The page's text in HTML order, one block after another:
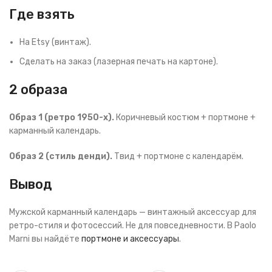
Где взять
На Etsy (винтаж).
Сделать на заказ (лазерная печать на картоне).
2 образа
Образ 1 (ретро 1950-х). Коричневый костюм + портмоне +
карманный календарь.
Образ 2 (стиль денди). Твид + портмоне с календарём.
Вывод
Мужской карманный календарь — винтажный аксессуар для
ретро-стиля и фотосессий. Не для повседневности. В Paolo
Marni вы найдёте портмоне и аксессуары.